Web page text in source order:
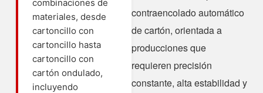
combinaciones de
materiales, desde
cartoncillo con
cartoncillo hasta
cartoncillo con
cartón ondulado,
incluyendo
contraencolado automático
de cartón, orientada a
producciones que
requieren precisión
constante, alta estabilidad y